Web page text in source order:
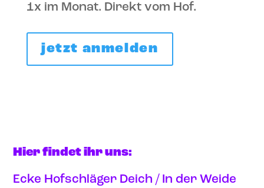
1x im Monat. Direkt vom Hof.
jetzt anmelden
Hier findet ihr uns:
Ecke Hofschläger Deich / In der Weide